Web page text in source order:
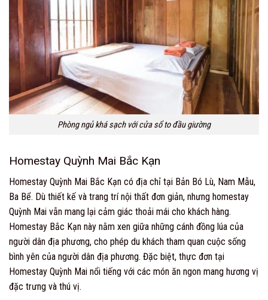
Phòng ngủ khá sạch với cửa sổ to đầu giường
Homestay Quỳnh Mai Bắc Kạn
Homestay Quỳnh Mai Bắc Kạn có địa chỉ tại Bản Bó Lù, Nam Mẫu,
Ba Bể. Dù thiết kế và trang trí nội thất đơn giản, nhưng homestay
Quỳnh Mai vẫn mang lại cảm giác thoải mái cho khách hàng.
Homestay Bắc Kạn này nằm xen giữa những cánh đồng lúa của
người dân địa phương, cho phép du khách tham quan cuộc sống
bình yên của người dân địa phương. Đặc biệt, thực đơn tại
Homestay Quỳnh Mai nổi tiếng với các món ăn ngon mang hương vị
đặc trưng và thú vị.